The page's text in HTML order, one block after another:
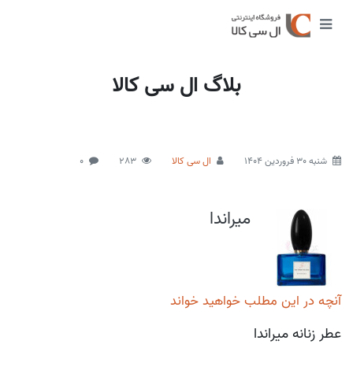
بلاگ ال سی کالا
شنبه 30 فروردین 1404 ال سی کالا 283
0
میراندا
آنچه در این مطلب خواهید خواند
عطر زنانه میراندا